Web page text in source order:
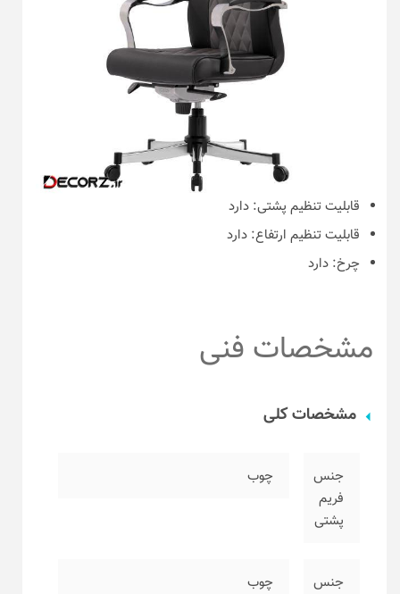
قابلیت تنظیم پشتی: دارد
قابلیت تنظیم ارتفاع: دارد
چرخ: دارد
مشخصات فنی
مشخصات کلی
جنس
فریم
پشتی
چوب
جنس
چوب